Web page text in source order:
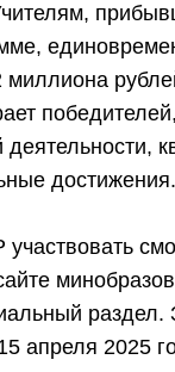
деятельности,
достижения.
раздел.
апреля 2025